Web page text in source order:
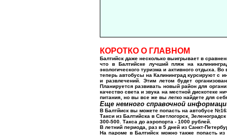
КОРОТКО О ГЛАВНОМ
Балтийск даже несколько выигрывает в
что в Балтийске лучший пляж на
экологического туризма и активного отдыха.
теперь автобусы на Калининград курсируют с
и развлечений. Этим летом будет
Планируется развивать новый район для
качество света и звука на местной дискотеке
питания, но вы все же вы легко найдете для
Еще немного справочной
В Балтйиск вы можете попасть на автобусе
Такси из Балтийска в Светлогорск,
300-500. Такса до аэропорта - 1000 рублей.
В летний периода, раз в 5 дней из Санкт-
На пароме в Балтийск можно также попасть из